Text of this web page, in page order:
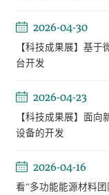
2026-04-30
【科技成果展】基
台开发
2026-04-23
【科技成果展】面
设备的开发
2026-04-16
看“多功能能源材料